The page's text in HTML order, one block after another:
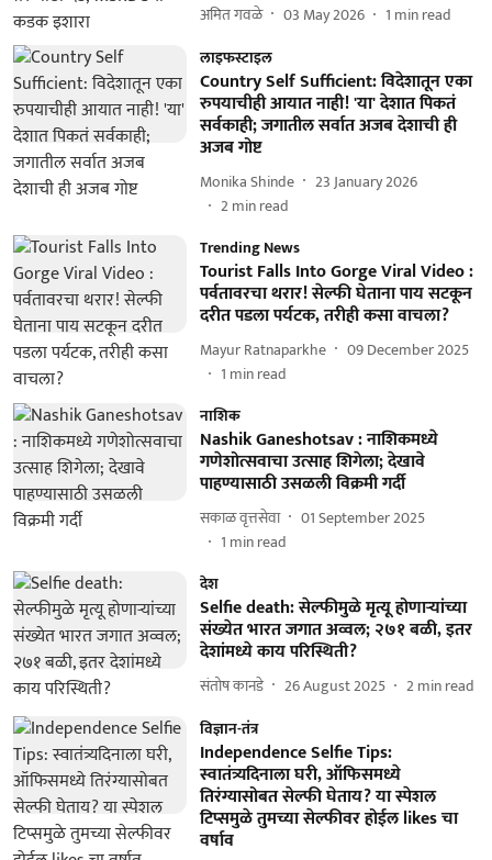
अमित गवळे 03 May 2026 1 min read
लाइफस्टाइल
Country Self Sufficient: विदेशातून एका
रुपयाचीही आयात नाही! 'या' देशात पिकतं
सर्वकाही; जगातील सर्वात अजब देशाची ही
अजब गोष्ट
Monika Shinde
23 January 2026
2min read
Trending News
Tourist Falls Into Gorge Viral Video :
पर्वतावरचा थरार! सेल्फी घेताना पाय सटकून
दरीत पडला पर्यटक, तरीही कसा वाचला?
Mayur Ratnaparkhe
09 December 2025
1 min read
नाशिक
Nashik Ganeshotsav : नाशिकमध्ये
गणेशोत्सवाचा उत्साह शिगेला; देखावे
पाहण्यासाठी उसळली विक्रमी गर्दी
सकाळ वृत्तसेवा
01 September 2025
1 min read
देश
Selfie death: सेल्फीमुळे मृत्यू होणाऱ्यांच्या
संख्येत भारत जगात अव्वल; २७१ बळी, इतर
देशांमध्ये काय परिस्थिती?
संतोष कानडे 26 August 2025 2min read
विज्ञान-तंत्र
Independence Selfie Tips:
स्वातंत्र्यदिनाला घरी, ऑफिसमध्ये
तिरंग्यासोबत सेल्फी घेताय? या स्पेशल
टिप्समुळे तुमच्या सेल्फीवर होईल likes चा
वर्षाव